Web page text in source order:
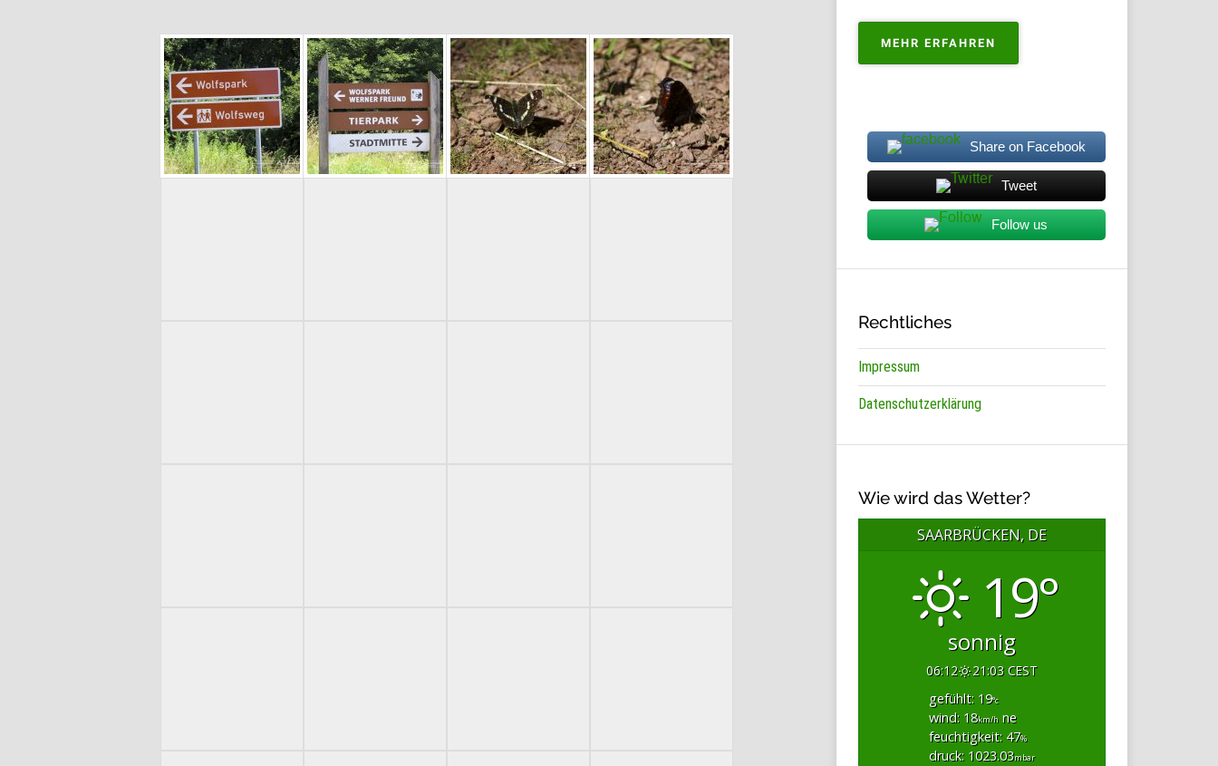
MEHR ERFAHREN
ZUM
Share on Facebook
Tweet
Follow us
Rechtliches
Impressum
Datenschutzerklärung
Wie wird das Wetter?
SAARBRÜCKEN, DE
19°
sonnig
06:12
21:03 CEST
gefühlt: 19°c
wind: 18km/hne
feuchtigkeit: 47%
druck: 1023.03mbar